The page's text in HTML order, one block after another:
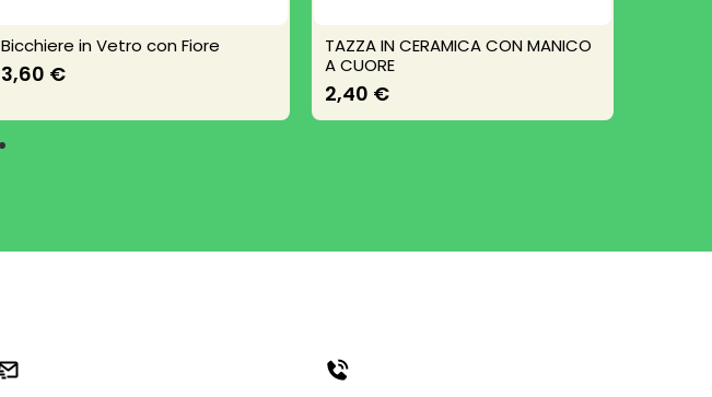
Bicchiere in Vetro con Fiore
3,60 €
TAZZA IN CERAMICA CON MANICO
A CUORE
2,40 €